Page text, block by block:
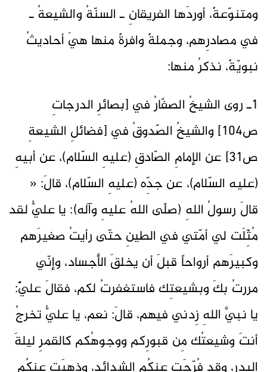
ومتنوّعةٌ، أوردَها الفريقانِ ـ السنّةُ والشيعةُ ـ
في مصادرِهم، وجملةٌ وافرةٌ منها هيَ أحاديثُ
نبويّةٌ، نذكرُ منها:
1ـ روى الشيخُ الصفّارُ في [بصائرِ الدرجاتِ
ص104] والشيخُ الصّدوقُ في [فضائلِ الشيعةِ
ص31] عن الإمامِ الصّادقِ (عليهِ السّلام)، عن أبيهِ
(عليه السّلام)، عن جدِّه (عليهِ السّلام)، قالَ: «
قالَ رسولُ اللهِ (صلّى اللهُ عليهِ وآله): يا عليُّ لقد
مُثِّلَت لي أمّتي في الطينِ حتّى رأيتُ صغيرَهم
وكبيرَهم أرواحاً قبلَ أن يخلقَ الأجساد، وإنّي
مررتُ بكَ وبشيعتِك فاستغفرتُ لكم، فقالَ عليٌّ:
يا نبيَّ اللهِ زِدني فيهم، قالَ: نعم، يا عليُّ تخرجُ
أنتَ وشيعتُك مِن قبورِكم ووجوهُكم كالقمرِ ليلةَ